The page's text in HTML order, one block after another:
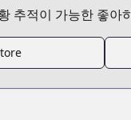
manga/https://
추적이 가능한 좋아